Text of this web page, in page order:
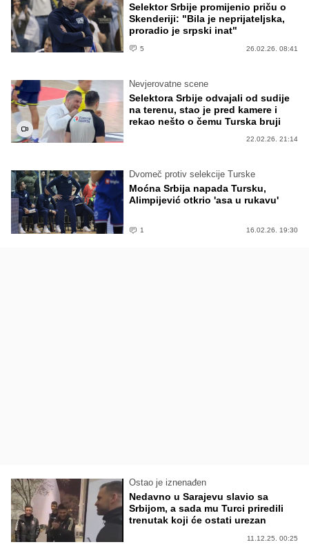
Selektor Srbije promijenio priču o
Skenderiji: "Bila je neprijateljska,
proradio je srpski inat"
5 26.02.26. 08:41
Nevjerovatne scene
Selektora Srbije odvajali od sudije
na terenu, stao je pred kamere i
rekao nešto o čemu Turska bruji
22.02.26. 21:14
Dvomeč protiv selekcije Turske
Moćna Srbija napada Tursku,
Alimpijević otkrio 'asa u rukavu'
1 16.02.26. 19:30
Ostao je iznenađen
Nedavno u Sarajevu slavio sa
Srbijom, a sada mu Turci priredili
trenutak koji će ostati urezan
11.12.25. 00:25